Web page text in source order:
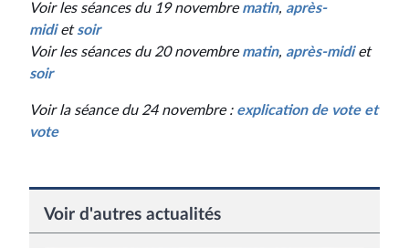
Voir les séances du 19 novembrematin, après-
midietsoir
Voir les séances du 20 novembrematin, après-midiet
soir
Voir la séance du 24 novembre : explication de vote et
vote
Voir d'autres actualités